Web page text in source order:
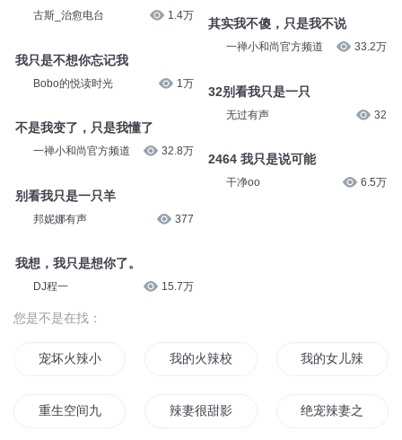
古斯_治愈电台 1.4万
我只是不想你忘记我
Bobo的悦读时光 1万
不是我变了，只是我懂了
一禅小和尚官方频道 32.8万
别看我只是一只羊
邦妮娜有声 377
我想，我只是想你了。
DJ程一 15.7万
其实我不傻，只是我不说
一禅小和尚官方频道 33.2万
32别看我只是一只
无过有声 32
2464 我只是说可能
干净oo 6.5万
您是不是在找：
宠坏火辣小妻 我的火辣校花 我的女儿辣么萌
重生空间九零辣妻 辣妻很甜影帝大人来战 绝宠辣妻之世尊